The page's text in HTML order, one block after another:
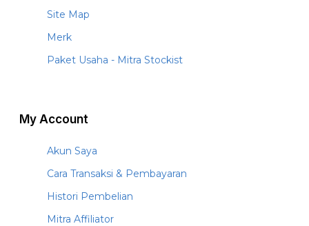
Site Map
Merk
Paket Usaha - Mitra Stockist
My Account
Akun Saya
Cara Transaksi & Pembayaran
Histori Pembelian
Mitra Affiliator